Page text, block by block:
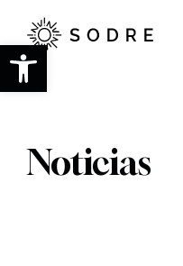
Abrir barra
contenido
principal
Noticias